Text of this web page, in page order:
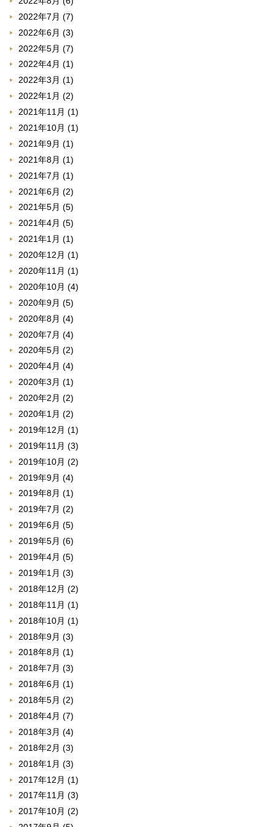
2022年7月 (7)
2022年6月 (3)
2022年5月 (7)
2022年4月 (1)
2022年3月 (1)
2022年1月 (2)
2021年11月 (1)
2021年10月 (1)
2021年9月 (1)
2021年8月 (1)
2021年7月 (1)
2021年6月 (2)
2021年5月 (5)
2021年4月 (5)
2021年1月 (1)
2020年12月 (1)
2020年11月 (1)
2020年10月 (4)
2020年9月 (5)
2020年8月 (4)
2020年7月 (4)
2020年5月 (2)
2020年4月 (4)
2020年3月 (1)
2020年2月 (2)
2020年1月 (2)
2019年12月 (1)
2019年11月 (3)
2019年10月 (2)
2019年9月 (4)
2019年8月 (1)
2019年7月 (2)
2019年6月 (5)
2019年5月 (6)
2019年4月 (5)
2019年1月 (3)
2018年12月 (2)
2018年11月 (1)
2018年10月 (1)
2018年9月 (3)
2018年8月 (1)
2018年7月 (3)
2018年6月 (1)
2018年5月 (2)
2018年4月 (7)
2018年3月 (4)
2018年2月 (3)
2018年1月 (3)
2017年12月 (1)
2017年11月 (3)
2017年10月 (2)